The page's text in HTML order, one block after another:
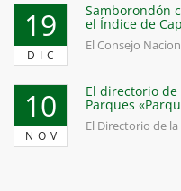
19
DIC
Samborondón
el Índice de
El Consejo
10
NOV
El directorio
Parques
El Directorio de